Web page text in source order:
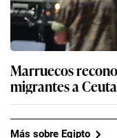
Marruecos
migrantes a
Más sobre Egipto